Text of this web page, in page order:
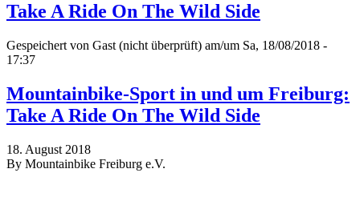
Take A Ride On The Wild Side
Gespeichert von Gast (nicht überprüft) am/um Sa, 18/08/2018 -
17:37
Mountainbike-Sport in und um Freiburg:
Take A Ride On The Wild Side
18. August 2018
By Mountainbike Freiburg e.V.